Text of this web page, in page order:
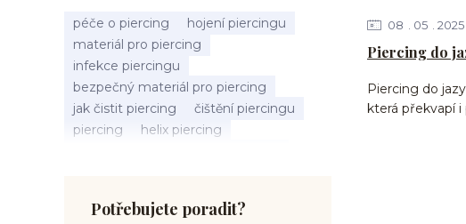
péče o piercing
hojení piercingu
materiál pro piercing
infekce piercingu
bezpečný materiál pro piercing
jak čistit piercing
čištění piercingu
piercing
helix piercing
septum piercing
módní piercing
Potřebujete poradit?
Piercing do
08 05 2025
Piercing do
která překvapí i